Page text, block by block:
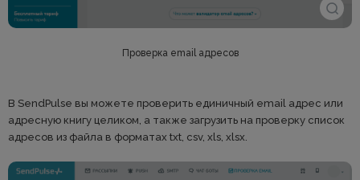
Проверка email адресов
В SendPulse вы можете проверить единичный email адрес или
адресную книгу целиком, а также загрузить на проверку список
адресов из файла в форматах txt, csv, xls, xlsx.